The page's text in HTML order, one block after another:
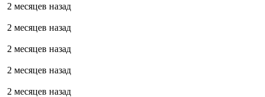
2 месяцев назад
2 месяцев назад
2 месяцев назад
2 месяцев назад
2 месяцев назад